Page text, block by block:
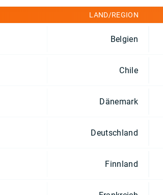
LAND/REGION
Belgien
Chile
Dänemark
Deutschland
Finnland